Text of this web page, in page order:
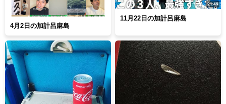
4月2日の加計呂麻島
11月22日の加計呂麻島